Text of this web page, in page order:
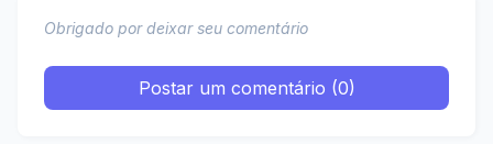
Obrigado por deixar seu comentário
Postar um comentário (0)